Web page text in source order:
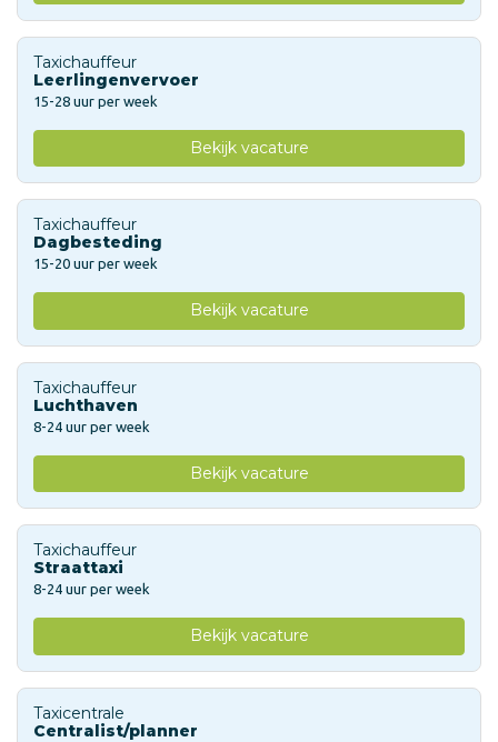
Taxichauffeur
Leerlingenvervoer
15-28 uur per week
Bekijk vacature
Taxichauffeur
Dagbesteding
15-20 uur per week
Bekijk vacature
Taxichauffeur
Luchthaven
8-24 uur per week
Bekijk vacature
Taxichauffeur
Straattaxi
8-24 uur per week
Bekijk vacature
Taxicentrale
Centralist/planner